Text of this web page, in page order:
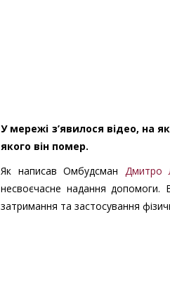
У мережі з’явилося відео, на
якого він помер.
Як написав Омбудсман Дмитро
несвоєчасне надання допомоги.
затримання та застосування